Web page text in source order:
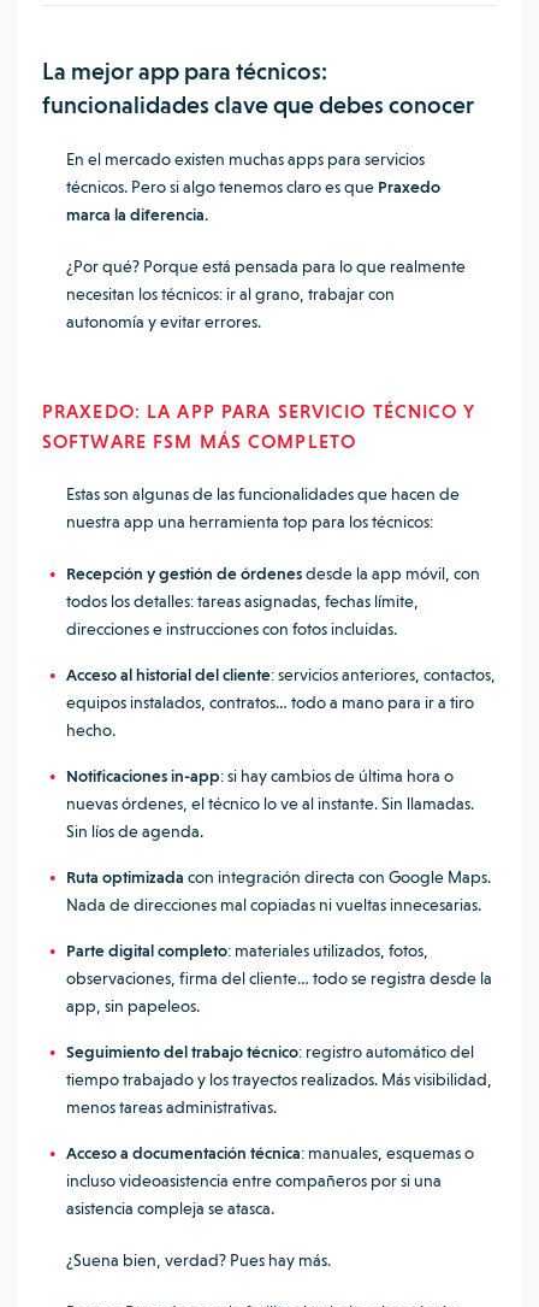
La mejor app para técnicos:
funcionalidades clave que debes conocer
En el mercado existen muchas apps para servicios
técnicos. Pero si algo tenemos claro es que Praxedo
marca la diferencia.
¿Por qué? Porque está pensada para lo que realmente
necesitan los técnicos: ir al grano, trabajar con
autonomía y evitar errores.
PRAXEDO: LA APP PARA SERVICIO TÉCNICO Y
SOFTWARE FSM MÁS COMPLETO
Estas son algunas de las funcionalidades que hacen de
nuestra app una herramienta top para los técnicos:
Recepción y gestión de órdenesdesde la app móvil, con
todos los detalles: tareas asignadas, fechas límite,
direcciones e instrucciones con fotos incluidas.
Acceso al historial del cliente: servicios anteriores, contactos,
equipos instalados, contratos… todo a mano para ir a tiro
hecho.
Notificaciones in-app: si hay cambios de última hora o
nuevas órdenes, el técnico lo ve al instante. Sin llamadas.
Sin líos de agenda.
Ruta optimizada con integración directa con Google Maps.
Nada de direcciones mal copiadas ni vueltas innecesarias.
Parte digital completo: materiales utilizados, fotos,
observaciones, firma del cliente… todo se registra desde la
app, sin papeleos.
Seguimiento del trabajo técnico: registro automático del
tiempo trabajado y los trayectos realizados. Más visibilidad,
menos tareas administrativas.
Acceso a documentación técnica: manuales, esquemas o
incluso videoasistencia entre compañeros por si una
asistencia compleja se atasca.
¿Suena bien, verdad? Pues hay más.